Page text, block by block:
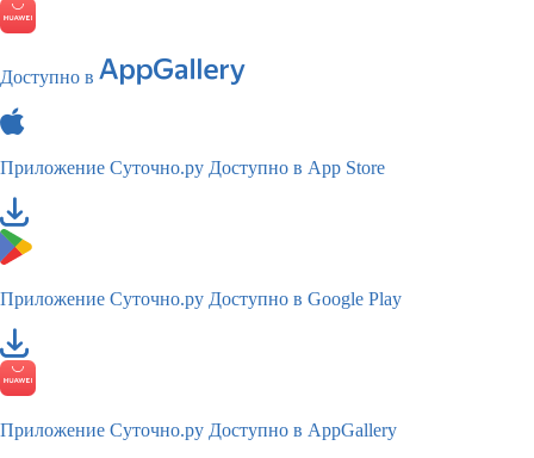
Доступно в
Приложение Суточно.ру Доступно в App Store
Приложение Суточно.ру Доступно в Google Play
Приложение Суточно.ру Доступно в AppGallery